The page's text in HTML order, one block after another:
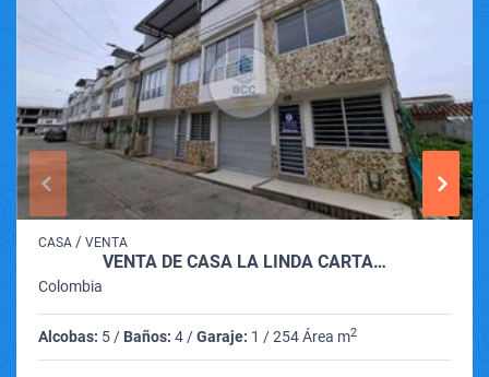
CASA / VENTA
VENTA DE CASA LA LINDA CARTA…
Colombia
Alcobas: 5 / Baños: 4 /Garaje: 1 / 254 Área m2